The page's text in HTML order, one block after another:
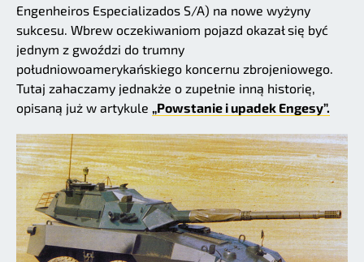
Engenheiros Especializados S/A) na nowe wyżyny
sukcesu. Wbrew oczekiwaniom pojazd okazał się być
jednym z gwoździ do trumny
południowoamerykańskiego koncernu zbrojeniowego.
Tutaj zahaczamy jednakże o zupełnie inną historię,
opisaną już w artykule „Powstanie i upadek Engesy”.